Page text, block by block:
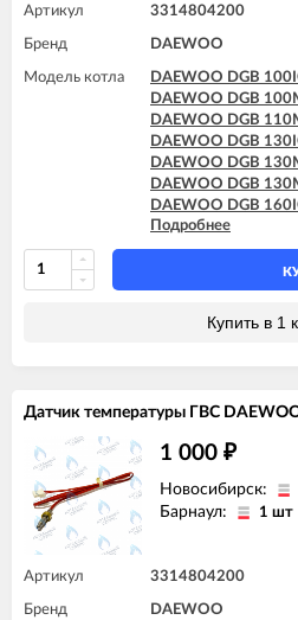
Артикул 3314804200
Бренд DAEWOO
Модель котла
DAEWOO DGB
DAEWOO DGB
DAEWOO DGB
DAEWOO DGB
DAEWOO DGB
DAEWOO DGB
DAEWOO DGB
DAEWOO DGB
DAEWOO DGB
DAEWOO DGB
DAEWOO DGB
DAEWOO DGB
DAEWOO DGB
DAEWOO DGB
DAEWOO DGB
DAEWOO DGB
DAEWOO DGB
DAEWOO DGB
DAEWOO DGB
Подробнее
Купить в 1
Датчик температуры ГВС
1 000 ₽
Новосибирск:
Барнаул: 1 шт
Артикул 3314804200
Бренд DAEWOO